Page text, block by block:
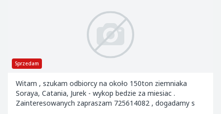
Sprzedam
Witam , szukam odbiorcy na około 150ton ziemniaka
Soraya, Catania, Jurek - wykop bedzie za miesiac .
Zainteresowanych zapraszam 725614082 , dogadamy s